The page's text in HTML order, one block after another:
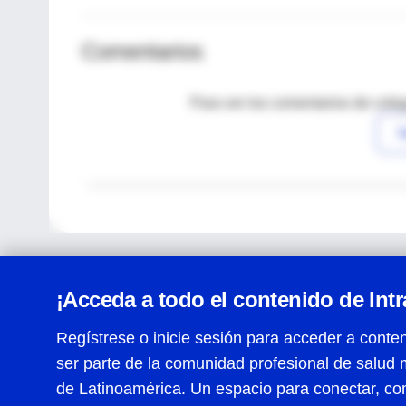
Comentarios
Para ver los comentarios de
¡Acceda a todo el contenido de
Regístrese o inicie sesión para acceder a
ser parte de la comunidad profesional de salud
de Latinoamérica. Un espacio para conectar,
Centro de Ayuda